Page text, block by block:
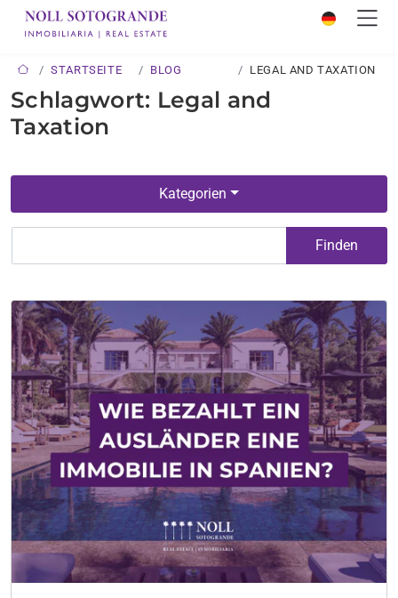
STARTSEITE BLOG LEGAL AND TAXATION
Schlagwort: Legal and
Taxation
Kategorien
Finden